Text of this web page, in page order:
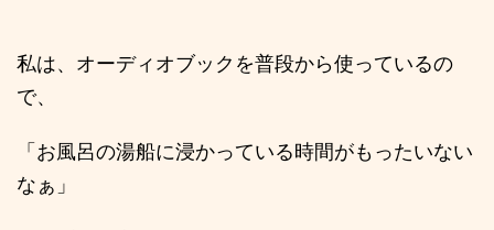
私は、オーディオブックを普段から使っているの
で、
「お風呂の湯船に浸かっている時間がもったいない
なぁ」